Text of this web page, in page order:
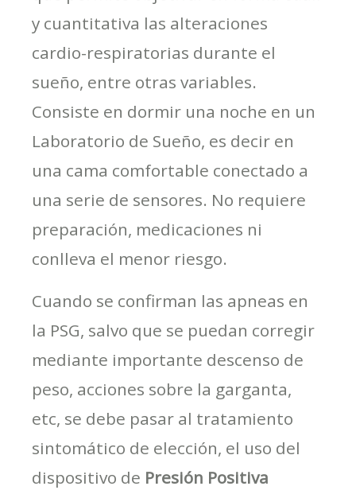
y cuantitativa las alteraciones
cardio-respiratorias durante el
sueño, entre otras variables.
Consiste en dormir una noche en un
Laboratorio de Sueño, es decir en
una cama comfortable conectado a
una serie de sensores. No requiere
preparación, medicaciones ni
conlleva el menor riesgo.
Cuando se confirman las apneas en
la PSG, salvo que se puedan corregir
mediante importante descenso de
peso, acciones sobre la garganta,
etc, se debe pasar al tratamiento
sintomático de elección, el uso del
dispositivo de Presión Positiva